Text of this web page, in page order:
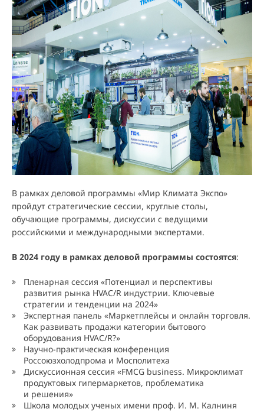
В рамках деловой программы «Мир Климата Экспо»
пройдут стратегические сессии, круглые столы,
обучающие программы, дискуссии с ведущими
российскими и международными экспертами.
В 2024 году в рамках деловой программы состоятся:
Пленарная сессия «Потенциал и перспективы
развития рынка HVAC/R индустрии. Ключевые
стратегии и тенденции на 2024»
Экспертная панель «Маркетплейсы и онлайн торговля.
Как развивать продажи категории бытового
оборудования HVAC/R?»
Научно-практическая конференция
Россоюзхолодпрома и Мосполитеха
Дискуссионная сессия «FMCG business. Микроклимат
продуктовых гипермаркетов, проблематика
и решения»
Школа молодых ученых имени проф. И. М. Калниня